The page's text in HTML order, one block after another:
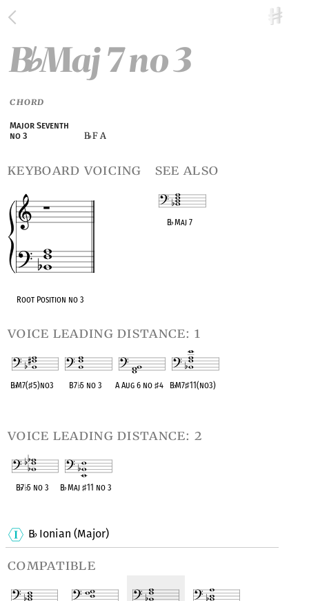
B♭Ionian (Major)
compatible
B♭Maj 7 no 3
CHORD
Major Seventh
no 3
B♭F A
keyboard voicing
Root Position no 3
see also
B♭Maj 7
voice leading distance: 1
B♭M7(♯5)no3 B7♭5 no 3 A Aug 6 no ♯4 B♭M7♯11(no3)
voice leading distance: 2
B♭7♭5 no 3 B♭Maj ♯11 no 3